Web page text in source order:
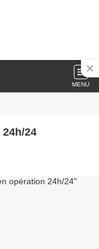
MENU
24